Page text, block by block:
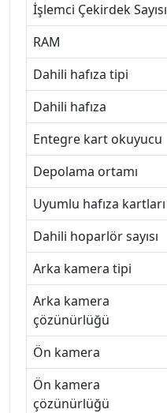
İşlemci Çekirdek Sayısı
RAM
Dahili hafıza tipi
Dahili hafıza
Entegre kart okuyucu
Depolama ortamı
Uyumlu hafıza kartları
Dahili hoparlör sayısı
Arka kamera tipi
Arka kamera
çözünürlüğü
Ön kamera
Ön kamera
çözünürlüğü